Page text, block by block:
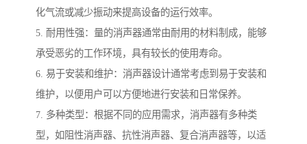
化气流或减少振动来提高设备的运行效率。
5. 耐用性强：量的消声器通常由耐用的材料制成，能够
承受恶劣的工作环境，具有较长的使用寿命。
6. 易于安装和维护：消声器设计通常考虑到易于安装和
维护，以便用户可以方便地进行安装和日常保养。
7. 多种类型：根据不同的应用需求，消声器有多种类
型，如阻性消声器、抗性消声器、复合消声器等，以适